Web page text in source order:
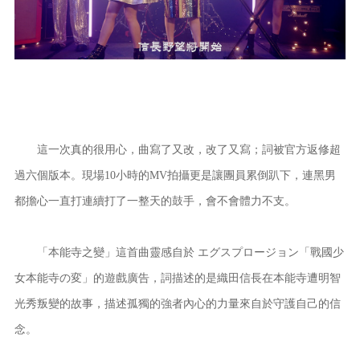
這一次真的很用心，曲寫了又改，改了又寫；詞被官方返修超
過六個版本。現場10小時的MV拍攝更是讓團員累倒趴下，連黑男
都擔心一直打連續打了一整天的鼓手，會不會體力不支。
「本能寺之變」這首曲靈感自於 エグスプロージョン「戰國少
女本能寺の変」的遊戲廣告，詞描述的是織田信長在本能寺遭明智
光秀叛變的故事，描述孤獨的強者內心的力量來自於守護自己的信
念。